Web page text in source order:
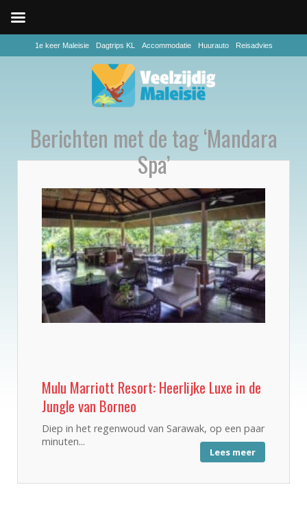
1e keer Maleisie Dagtrips KL Accommodatie Huurauto Reisadvies
Berichten met de tag ‘Mandara
Spa’
Mulu Marriott Resort: Heerlijke Luxe in de
Jungle van Borneo
Diep in het regenwoud van Sarawak, op een paar
minuten...
Lees meer